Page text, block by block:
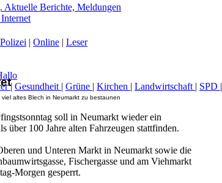
altes Blech in Neumarkt zu bestaunen
soll in Neumarkt wieder ein
über 100 Jahre alten Fahrzeugen stattfinden.
und Unteren Markt in Neumarkt sowie die
Fischergasse und am Viehmarkt
Morgen gesperrt.
Polizei | Online | Leser
| Gesundheit | Grüne | Kirchen | Landwirtschaft | SPD |